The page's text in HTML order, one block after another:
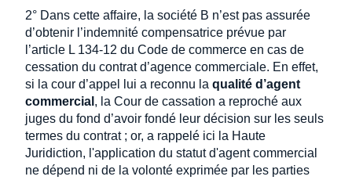
2° Dans cette affaire, la société B n’est pas assurée
d’obtenir l’indemnité compensatrice prévue par
l’article L 134-12 du Code de commerce en cas de
cessation du contrat d’agence commerciale. En effet,
si la cour d’appel lui a reconnu la qualité d’agent
commercial , la Cour de cassation a reproché aux
juges du fond d’avoir fondé leur décision sur les seuls
termes du contrat ; or, a rappelé ici la Haute
Juridiction, l'application du statut d'agent commercial
ne dépend ni de la volonté exprimée par les parties